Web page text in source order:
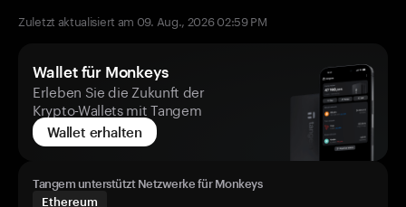
Zuletzt aktualisiert am 09. Aug., 2026 02:59 PM
Wallet für Monkeys
Erleben Sie die Zukunft der
Krypto-Wallets mit Tangem
Wallet erhalten
Tangem unterstützt Netzwerke für Monkeys
Ethereum